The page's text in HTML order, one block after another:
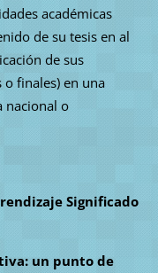
académicas
de su tesis en al
de sus
o finales) en una
nacional o
Significado
un punto de